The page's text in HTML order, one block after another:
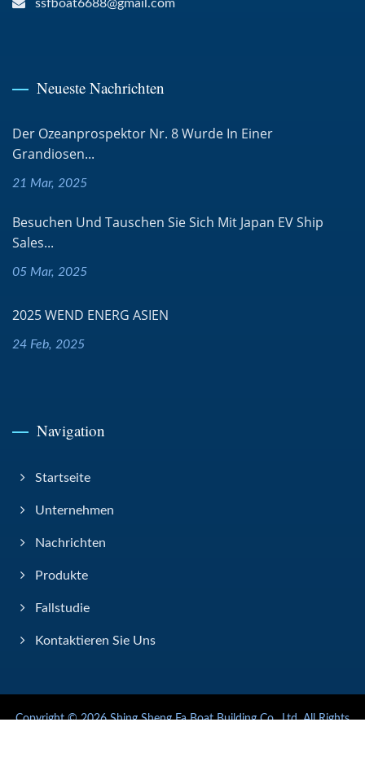
ssfboat6688@gmail.com
Neueste Nachrichten
Der Ozeanprospektor Nr. 8 Wurde In Einer
Grandiosen...
21 Mar, 2025
Besuchen Und Tauschen Sie Sich Mit Japan EV Ship
Sales...
05 Mar, 2025
2025 WEND ENERG ASIEN
24 Feb, 2025
Navigation
Startseite
Unternehmen
Nachrichten
Produkte
Fallstudie
Kontaktieren Sie Uns
Copyright © 2026Shing Sheng Fa Boat Building Co., Ltd.All Rights